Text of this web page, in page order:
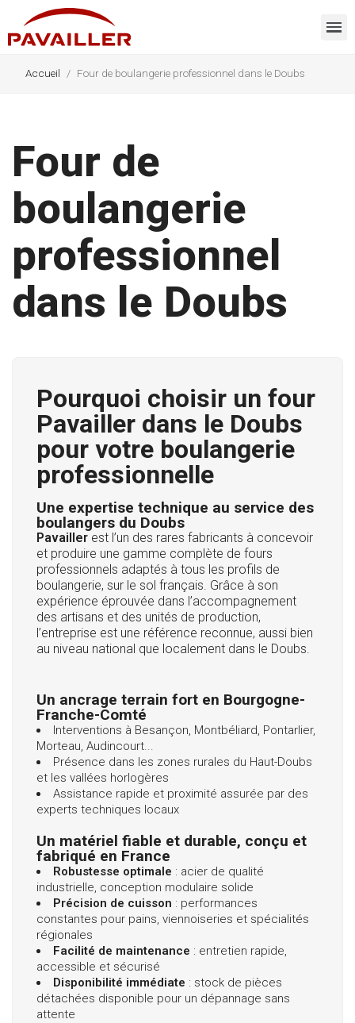
Accueil Four de boulangerie professionnel dans le Doubs
Four de
boulangerie
professionnel
dans le Doubs
Pourquoi choisir un four
Pavailler dans le Doubs
pour votre boulangerie
professionnelle
Une expertise technique au service des
boulangers du Doubs
Pavailler est l’un des rares fabricants à concevoir
et produire une gamme complète de fours
professionnels adaptés à tous les profils de
boulangerie, sur le sol français. Grâce à son
expérience éprouvée dans l’accompagnement
des artisans et des unités de production,
l’entreprise est une référence reconnue, aussi bien
au niveau national que localement dans le Doubs.
Un ancrage terrain fort en Bourgogne-
Franche-Comté
Interventions à Besançon, Montbéliard, Pontarlier,
Morteau, Audincourt...
Présence dans les zones rurales du Haut-Doubs
et les vallées horlogères
Assistance rapide et proximité assurée par des
experts techniques locaux
Un matériel fiable et durable, conçu et
fabriqué en France
Robustesse optimale : acier de qualité
industrielle, conception modulaire solide
Précision de cuisson : performances
constantes pour pains, viennoiseries et spécialités
régionales
Facilité de maintenance : entretien rapide,
accessible et sécurisé
Disponibilité immédiate : stock de pièces
détachées disponible pour un dépannage sans
attente